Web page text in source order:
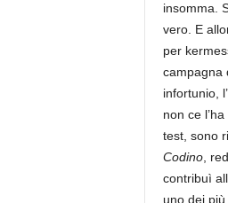
insomma.
vero. E
per
campagna
infortunio,
non ce
test, sono
Codino,
contribuì
uno dei